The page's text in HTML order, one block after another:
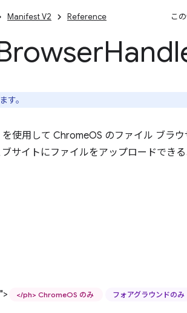
Manifest V2 Reference こ
す。
を使用して ChromeOS のファイル ブラ
サイトにファイルをアップロードできる
</ph> ChromeOS のみ フォアグラウンドのみ